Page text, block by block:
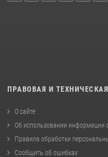
ПРАВОВАЯ И
О сайте
Об использовании информации
Правила обработки
Сообщить об ошибках